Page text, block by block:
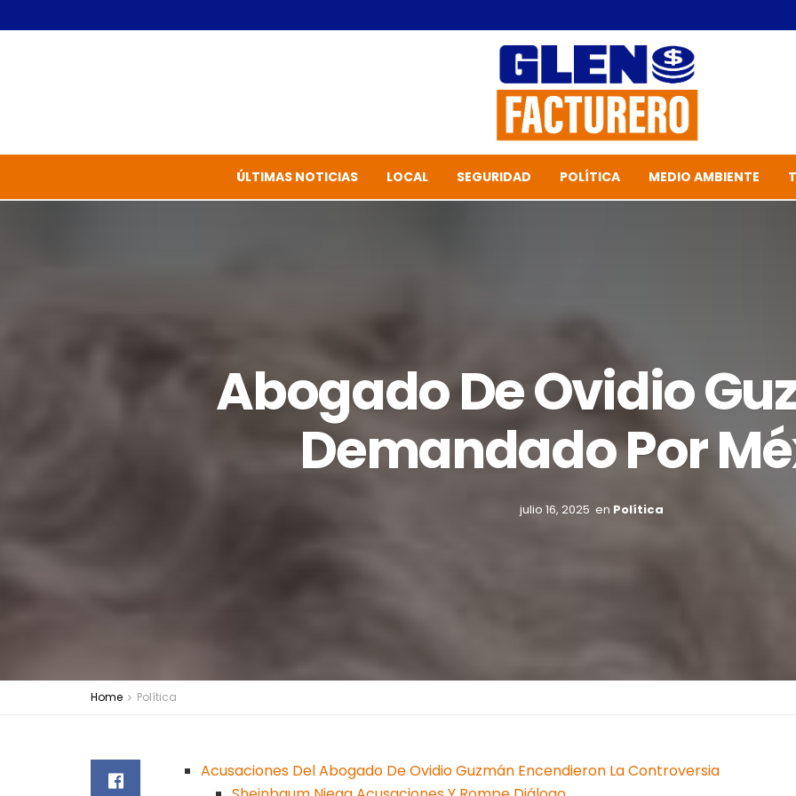
ÚLTIMAS NOTICIAS LOCAL SEGURIDAD POLÍTICA MEDIO AMBIENTE
Abogado De Ovidio
Demandado Por
julio 16, 2025 en Política
Home Política
Acusaciones Del Abogado De Ovidio Guzmán Encendieron La Controversia